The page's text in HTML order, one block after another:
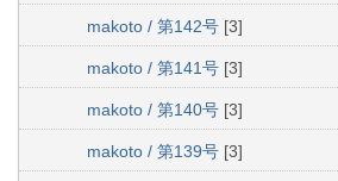
makoto / 第142号 [3]
makoto / 第141号 [3]
makoto / 第140号 [3]
makoto / 第139号 [3]